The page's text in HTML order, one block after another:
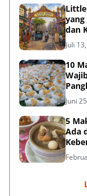
yang
dan
Juli
10
Juni
5
Ada